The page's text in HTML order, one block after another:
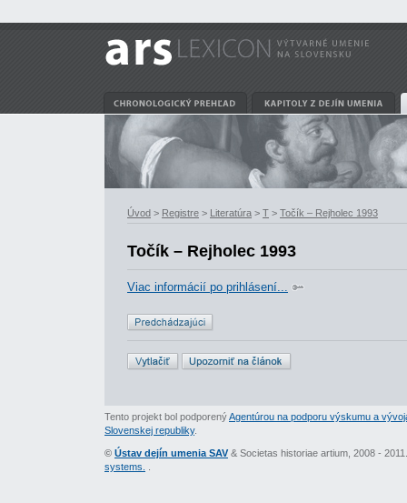
Úvod > Registre > Literatúra > T > Točík – Rejholec 1993
Točík – Rejholec 1993
Viac informácií po prihlásení...
Tento projekt bol podporenýAgentúrou na podporu výskumu a
Slovenskej republiky.
© Ústav dejín umenia SAV & Societas historiae artium, 2008 -
systems.